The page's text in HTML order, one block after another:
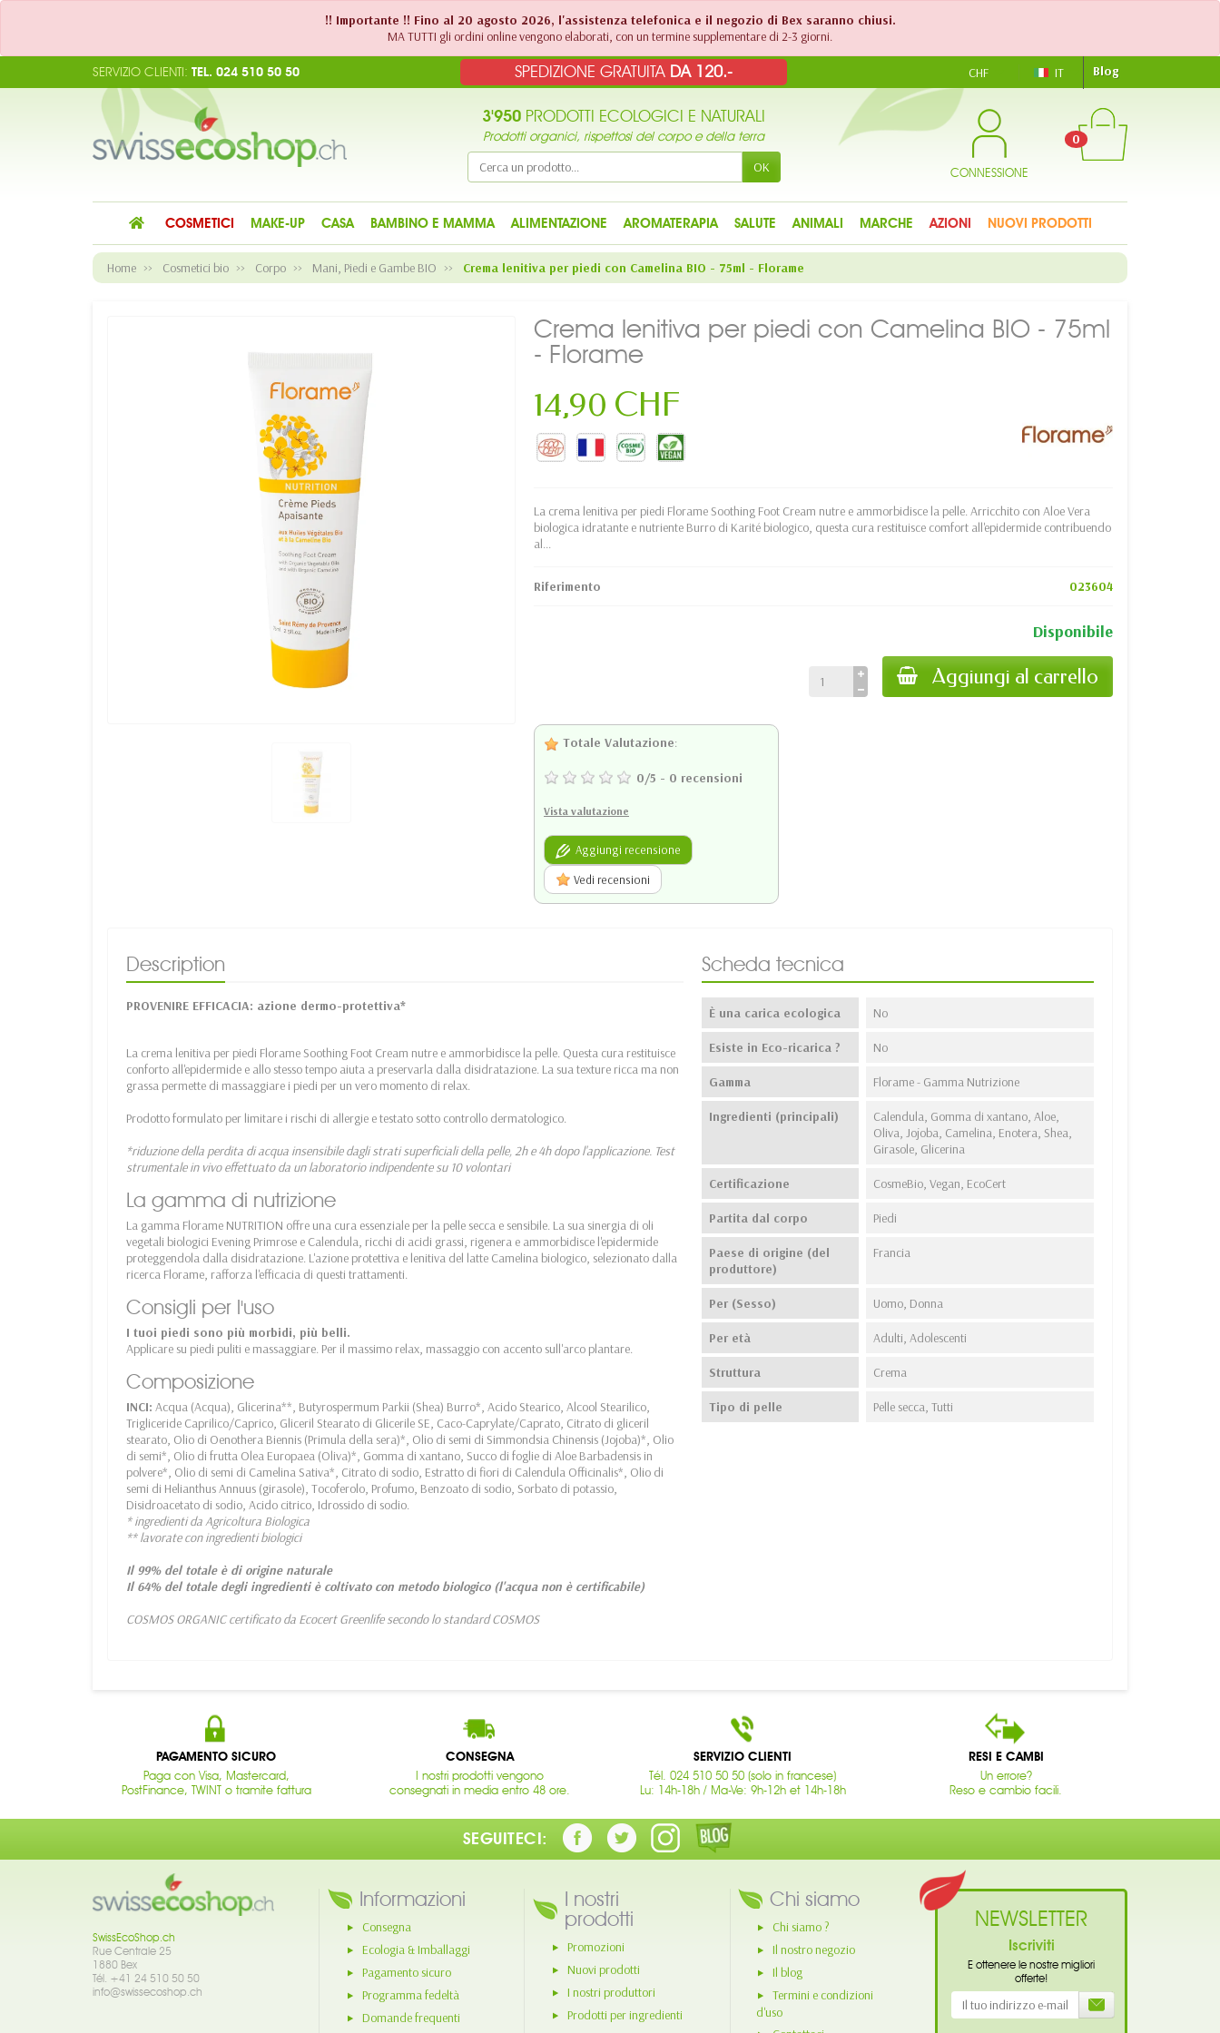
!! Importante !! Fino al 20 agosto 2026, l'assistenza telefonica e il negozio di Bex saranno chiusi.
MA TUTTI gli ordini online vengono elaborati, con un termine supplementare di 2-3 giorni.
SPEDIZIONE GRATUITA DA 120.-
SERVIZIO CLIENTI: TEL. 024 510 50 50 CHF IT Blog
3'950 PRODOTTI ECOLOGICI E NATURALI
Prodotti organici, rispettosi del corpo e della terra
OK CONNESSIONE
0
COSMETICI MAKE-UP CASA BAMBINO E MAMMA ALIMENTAZIONE AROMATERAPIA SALUTE ANIMALI MARCHE AZIONI NUOVI PRODOTTI
Home Cosmetici bio Corpo Mani, Piedi e Gambe BIO Crema lenitiva per piedi con Camelina BIO - 75ml - Florame
Crema lenitiva per piedi con Camelina BIO - 75ml
- Florame
14,90 CHF
La crema lenitiva per piedi Florame Soothing Foot Cream nutre e ammorbidisce la pelle. Arricchito con Aloe Vera
biologica idratante e nutriente Burro di Karité biologico, questa cura restituisce comfort all'epidermide contribuendo
al...
Riferimento 023604
Disponibile
Aggiungi al carrello
Totale Valutazione:
0/5 - 0 recensioni
Vista valutazione
Aggiungi recensione
Vedi recensioni
Description
PROVENIRE EFFICACIA: azione dermo-protettiva*
La crema lenitiva per piedi Florame Soothing Foot Cream nutre e ammorbidisce la pelle. Questa cura restituisce
conforto all'epidermide e allo stesso tempo aiuta a preservarla dalla disidratazione. La sua texture ricca ma non
grassa permette di massaggiare i piedi per un vero momento di relax.
Prodotto formulato per limitare i rischi di allergie e testato sotto controllo dermatologico.
*riduzione della perdita di acqua insensibile dagli strati superficiali della pelle, 2h e 4h dopo l'applicazione. Test
strumentale in vivo effettuato da un laboratorio indipendente su 10 volontari
La gamma di nutrizione
La gamma Florame NUTRITION offre una cura essenziale per la pelle secca e sensibile. La sua sinergia di oli
vegetali biologici Evening Primrose e Calendula, ricchi di acidi grassi, rigenera e ammorbidisce l'epidermide
proteggendola dalla disidratazione. L'azione protettiva e lenitiva del latte Camelina biologico, selezionato dalla
ricerca Florame, rafforza l'efficacia di questi trattamenti.
Consigli per l'uso
I tuoi piedi sono più morbidi, più belli.
Applicare su piedi puliti e massaggiare. Per il massimo relax, massaggio con accento sull'arco plantare.
Composizione
INCI: Acqua (Acqua), Glicerina**, Butyrospermum Parkii (Shea) Burro*, Acido Stearico, Alcool Stearilico,
Trigliceride Caprilico/Caprico, Gliceril Stearato di Glicerile SE, Caco-Caprylate/Caprato, Citrato di gliceril
stearato, Olio di Oenothera Biennis (Primula della sera)*, Olio di semi di Simmondsia Chinensis (Jojoba)*, Olio
di semi*, Olio di frutta Olea Europaea (Oliva)*, Gomma di xantano, Succo di foglie di Aloe Barbadensis in
polvere*, Olio di semi di Camelina Sativa*, Citrato di sodio, Estratto di fiori di Calendula Officinalis*, Olio di
semi di Helianthus Annuus (girasole), Tocoferolo, Profumo, Benzoato di sodio, Sorbato di potassio,
Disidroacetato di sodio, Acido citrico, Idrossido di sodio.
* ingredienti da Agricoltura Biologica
** lavorate con ingredienti biologici
Il 99% del totale è di origine naturale
Il 64% del totale degli ingredienti è coltivato con metodo biologico (l'acqua non è certificabile)
COSMOS ORGANIC certificato da Ecocert Greenlife secondo lo standard COSMOS
Scheda tecnica
È una carica ecologica No
Esiste in Eco-ricarica ? No
Gamma Florame - Gamma Nutrizione
Ingredienti (principali)
Calendula, Gomma di xantano, Aloe,
Oliva, Jojoba, Camelina, Enotera, Shea,
Girasole, Glicerina
Certificazione CosmeBio, Vegan, EcoCert
Partita dal corpo Piedi
Paese di origine (del
produttore)
Francia
Per (Sesso) Uomo, Donna
Per età Adulti, Adolescenti
Struttura Crema
Tipo di pelle Pelle secca, Tutti
PAGAMENTO SICURO
Paga con Visa, Mastercard,
PostFinance, TWINT o tramite fattura
CONSEGNA
I nostri prodotti vengono
consegnati in media entro 48 ore.
SERVIZIO CLIENTI
Tél. 024 510 50 50 (solo in francese)
Lu: 14h-18h / Ma-Ve: 9h-12h et 14h-18h
RESI E CAMBI
Un errore?
Reso e cambio facili.
SEGUITECI:
SwissEcoShop.ch
Rue Centrale 25
1880 Bex
Tél. +41 24 510 50 50
info@swissecoshop.ch
Informazioni
Consegna
Ecologia & Imballaggi
Pagamento sicuro
Programma fedeltà
Domande frequenti
I nostri
prodotti
Promozioni
Nuovi prodotti
I nostri produttori
Prodotti per ingredienti
Chi siamo
Chi siamo ?
Il nostro negozio
Il blog
Termini e condizioni
d'uso
NEWSLETTER
Iscriviti
E ottenere le nostre migliori
offerte!